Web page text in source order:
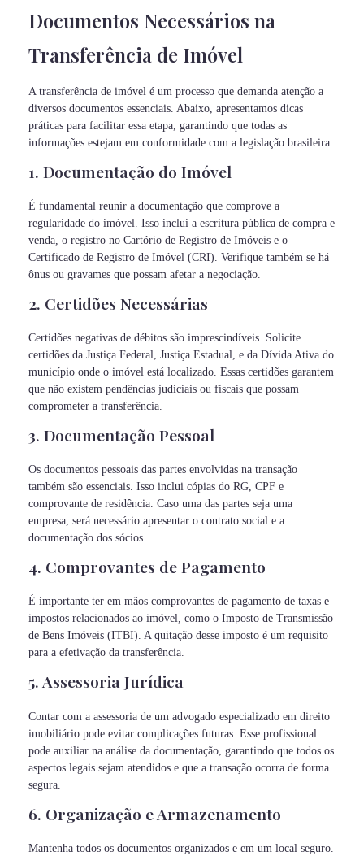
Documentos Necessários na
Transferência de Imóvel
A transferência de imóvel é um processo que demanda atenção a
diversos documentos essenciais. Abaixo, apresentamos dicas
práticas para facilitar essa etapa, garantindo que todas as
informações estejam em conformidade com a legislação brasileira.
1. Documentação do Imóvel
É fundamental reunir a documentação que comprove a
regularidade do imóvel. Isso inclui a escritura pública de compra e
venda, o registro no Cartório de Registro de Imóveis e o
Certificado de Registro de Imóvel (CRI). Verifique também se há
ônus ou gravames que possam afetar a negociação.
2. Certidões Necessárias
Certidões negativas de débitos são imprescindíveis. Solicite
certidões da Justiça Federal, Justiça Estadual, e da Dívida Ativa do
município onde o imóvel está localizado. Essas certidões garantem
que não existem pendências judiciais ou fiscais que possam
comprometer a transferência.
3. Documentação Pessoal
Os documentos pessoais das partes envolvidas na transação
também são essenciais. Isso inclui cópias do RG, CPF e
comprovante de residência. Caso uma das partes seja uma
empresa, será necessário apresentar o contrato social e a
documentação dos sócios.
4. Comprovantes de Pagamento
É importante ter em mãos comprovantes de pagamento de taxas e
impostos relacionados ao imóvel, como o Imposto de Transmissão
de Bens Imóveis (ITBI). A quitação desse imposto é um requisito
para a efetivação da transferência.
5. Assessoria Jurídica
Contar com a assessoria de um advogado especializado em direito
imobiliário pode evitar complicações futuras. Esse profissional
pode auxiliar na análise da documentação, garantindo que todos os
aspectos legais sejam atendidos e que a transação ocorra de forma
segura.
6. Organização e Armazenamento
Mantenha todos os documentos organizados e em um local seguro.